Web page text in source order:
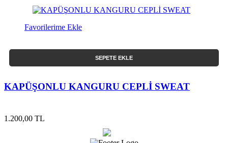
Favorilerime Ekle
SEPETE EKLE
KAPÜŞONLU KANGURU CEPLİ SWEAT
1.200,00 TL